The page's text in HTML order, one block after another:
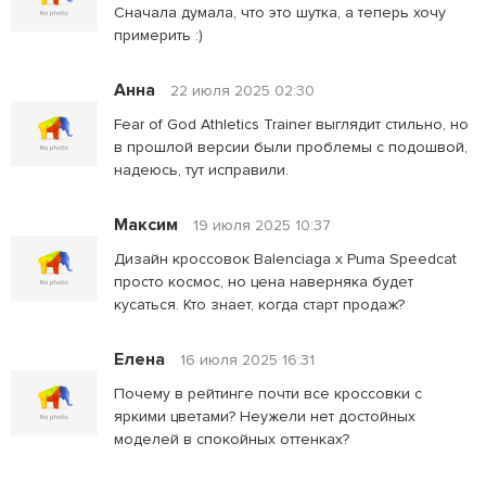
Сначала думала, что это шутка, а теперь хочу
примерить :)
Анна
22 июля 2025 02:30
Fear of God Athletics Trainer выглядит стильно, но
в прошлой версии были проблемы с подошвой,
надеюсь, тут исправили.
Максим
19 июля 2025 10:37
Дизайн кроссовок Balenciaga x Puma Speedcat
просто космос, но цена наверняка будет
кусаться. Кто знает, когда старт продаж?
Елена
16 июля 2025 16:31
Почему в рейтинге почти все кроссовки с
яркими цветами? Неужели нет достойных
моделей в спокойных оттенках?